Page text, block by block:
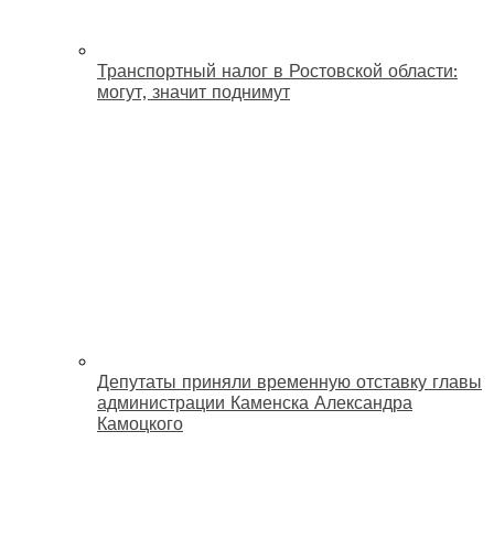
Транспортный налог в Ростовской области:
могут, значит поднимут
Депутаты приняли временную отставку главы
администрации Каменска Александра
Камоцкого